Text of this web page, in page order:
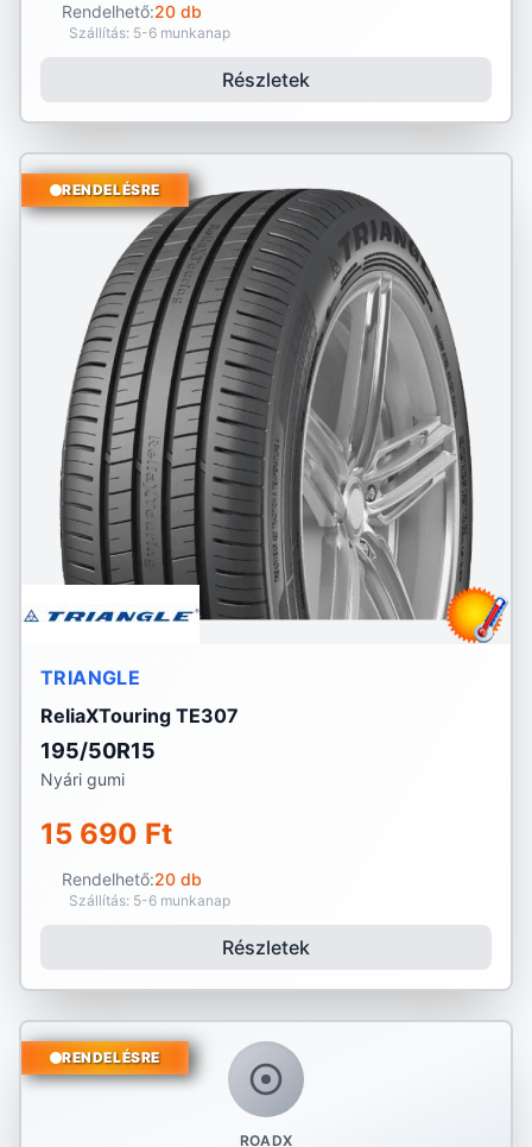
Rendelhető:20 db
Szállítás: 5-6 munkanap
Részletek
RENDELÉSRE
TRIANGLE
ReliaXTouring TE307
195/50R15
Nyári gumi
15 690 Ft
Rendelhető:20 db
Szállítás: 5-6 munkanap
Részletek
ROADX
RENDELÉSRE